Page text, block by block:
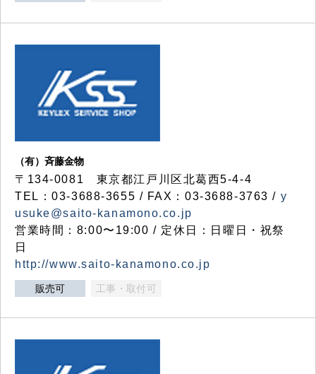
（有）斉藤金物
〒134-0081 東京都江戸川区北葛西5-4-4
TEL：03-3688-3655 / FAX：03-3688-3763 / y
usuke@saito-kanamono.co.jp
営業時間：8:00〜19:00 / 定休日：日曜日・祝祭
日
http://www.saito-kanamono.co.jp
販売可 工事・取付可